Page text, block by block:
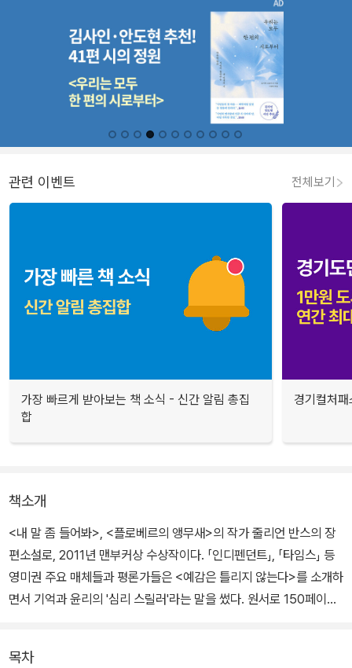
관련 이벤트 전체보기
가장 빠르게 받아보는 책 소식 - 신간 알림 총집
합
경기컬처
책소개
<내 말 좀 들어봐>, <플로베르의 앵무새>의 작가 줄리언 반스의 장
편소설로, 2011년 맨부커상 수상작이다. 「인디펜던트」, 「타임스」 등
영미권 주요 매체들과 평론가들은 <예감은 틀리지 않는다>를 소개하
면서 기억과 윤리의 '심리 스릴러'라는 말을 썼다. 원서로 150페이지
목차